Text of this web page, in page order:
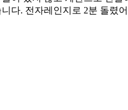
다. 전자레인지로 2분 돌렸